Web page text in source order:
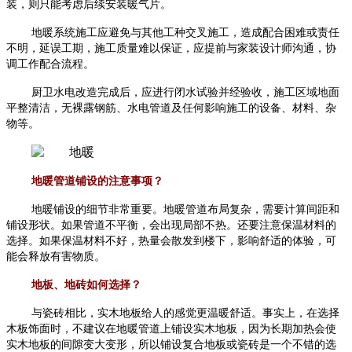
装，则只能考虑后续安装暖气片。
地暖系统施工应避免与其他工种交叉施工，造成配合困难或责任
不明，延误工期，施工质量难以保证，应提前与家装设计师沟通，协
调工作配合流程。
厨卫水电改造完成后，应进行闭水试验并经验收，施工区域地面
平整清洁，无裸露钢筋、水电管道及任何影响施工的设备、材料、杂
物等。
地暖管道铺设的注意事项？
地暖铺设的细节非常重要。地暖管道布局复杂，需要计算间距和
铺设形状。如果管道不平衡，会出现局部不热。还要注意保温材料的
选择。如果保温材料不好，热量会散发到楼下，影响舒适的体验，可
能会释放有害物质。
地板、地砖如何选择？
与瓷砖相比，实木地板给人的感觉更温暖舒适。事实上，在选择
木板饰面时，不建议在地暖管道上铺设实木地板，因为长期加热会使
实木地板的间隙变大变形，所以铺设复合地板或瓷砖是一个不错的选